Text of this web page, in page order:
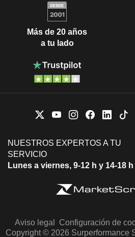
Más de 20 años
a tu lado
NUESTROS EXPERTOS A TU
SERVICIO
Lunes a viernes, 9-12 h y 14-18 h
Aviso legal Configuración de
Copyright © 2026 Surperformance